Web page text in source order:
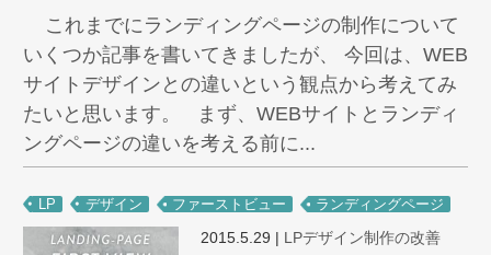
これまでにランディングページの制作について
いくつか記事を書いてきましたが、 今回は、WEB
サイトデザインとの違いという観点から考えてみ
たいと思います。 まず、WEBサイトとランディ
ングページの違いを考える前に...
LP デザイン ファーストビュー ランディングページ
2015.5.29 | LPデザイン制作の改善